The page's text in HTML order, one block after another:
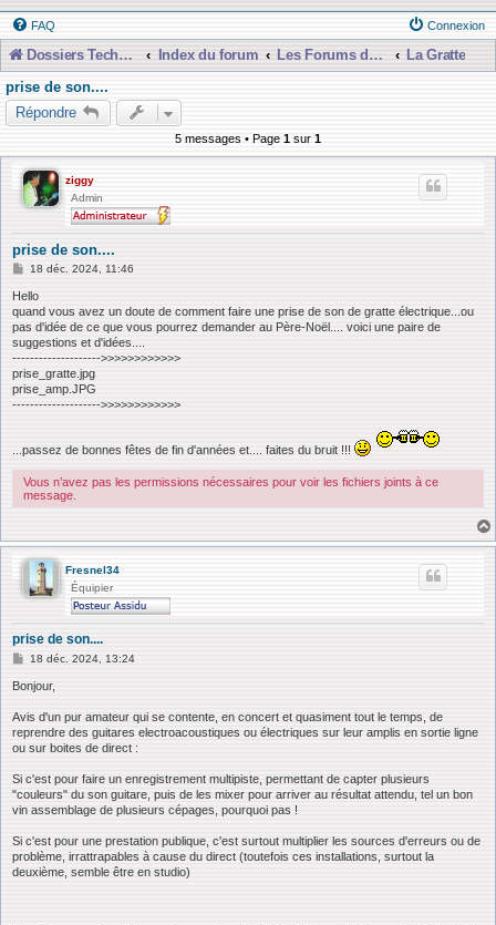
FAQ Connexion
Dossiers Techniques Index du forum Les Forums de Discussions
La Gratte
prise de son....
Répondre
5 messages • Page 1 sur 1
ziggy
Admin
prise de son....
M
s
s
g
e
18 déc. 2024, 11:46
Hello
quand vous avez un doute de comment faire une prise de son de gratte électrique...ou
pas d'idée de ce que vous pourrez demander au Père-Noël.... voici une paire de
suggestions et d'idées....
-------------------->>>>>>>>>>>>
prise_gratte.jpg
prise_amp.JPG
-------------------->>>>>>>>>>>>
...passez de bonnes fêtes de fin d'années et.... faites du bruit !!!
Vous n’avez pas les permissions nécessaires pour voir les fichiers joints à ce
message.
Fresnel34
Équipier
prise de son....
M
s
a
g
e
18 déc. 2024, 13:24
Bonjour,
Avis d'un pur amateur qui se contente, en concert et quasiment tout le temps, de
reprendre des guitares electroacoustiques ou électriques sur leur amplis en sortie ligne
ou sur boites de direct :
Si c'est pour faire un enregistrement multipiste, permettant de capter plusieurs
"couleurs" du son guitare, puis de les mixer pour arriver au résultat attendu, tel un bon
vin assemblage de plusieurs cépages, pourquoi pas !
Si c'est pour une prestation publique, c'est surtout multiplier les sources d'erreurs ou de
problème, irrattrapables à cause du direct (toutefois ces installations, surtout la
deuxième, semble être en studio)